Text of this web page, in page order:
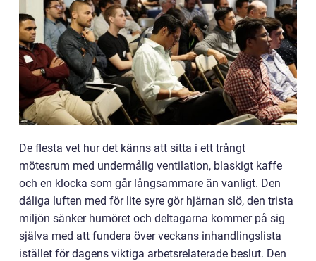
De flesta vet hur det känns att sitta i ett trångt
mötesrum med undermålig ventilation, blaskigt kaffe
och en klocka som går långsammare än vanligt. Den
dåliga luften med för lite syre gör hjärnan slö, den trista
miljön sänker humöret och deltagarna kommer på sig
själva med att fundera över veckans inhandlingslista
istället för dagens viktiga arbetsrelaterade beslut. Den